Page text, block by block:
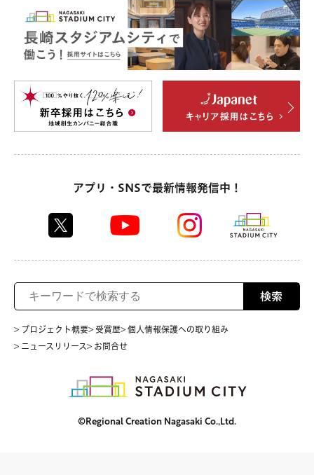
アプリ・SNSで最新情報発信中！
検索
> プロジェクト概要> 受賞歴> 個人情報保護への取り組み
> ニュースリリース> お問合せ
©Regional Creation Nagasaki Co.,Ltd.